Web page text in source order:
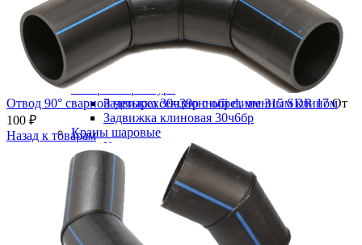
В категории
Водоснабжение
Запорная арматура
Задвижка 30ч39р с обрезиненным клином
Задвижка клиновая 30ч6бр
Краны шаровые
Краны шаровые латунные
Кран шаровой латунный для ВОДЫ
ВР/ВР, НИКЕЛИР-Й, ручка-бабочка
Кран шаровой латунный для ВОДЫ
ВР/ВР, НИКЕЛИР-Й, ручка-рычаг
Кран шаровой латунный для ВОДЫ
ВР/НР, НИКЕЛИР-Й, ручка-бабочка
Отвод 90° сварной четырехсекционный d, мм 315 SDR 17От
100 ₽
Назад к товарам